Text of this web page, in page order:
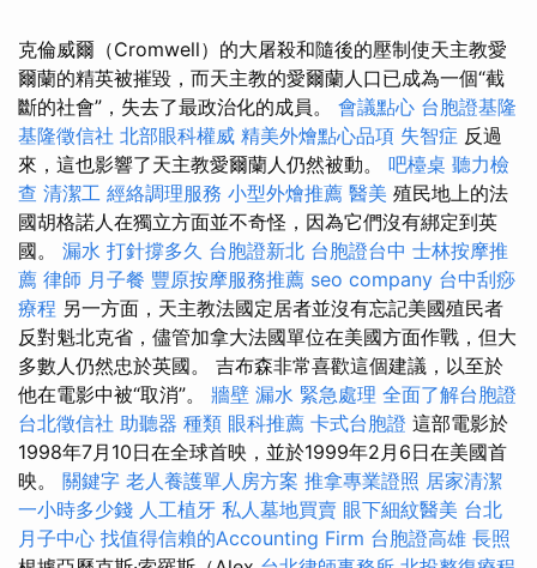
克倫威爾（Cromwell）的大屠殺和隨後的壓制使天主教愛
爾蘭的精英被摧毀，而天主教的愛爾蘭人口已成為一個“截
斷的社會”，失去了最政治化的成員。 會議點心 台胞證基隆
基隆徵信社 北部眼科權威 精美外燴點心品項 失智症 反過
來，這也影響了天主教愛爾蘭人仍​​然被動。 吧檯桌 聽力檢
查 清潔工 經絡調理服務 小型外燴推薦 醫美 殖民地上的法
國胡格諾人在獨立方面並不奇怪，因為它們沒有綁定到英
國。 漏水 打針撐多久 台胞證新北 台胞證台中 士林按摩推
薦 律師 月子餐 豐原按摩服務推薦 seo company 台中刮痧
療程 另一方面，天主教法國定居者並沒有忘記美國殖民者
反對魁北克省，儘管加拿大法國單位在美國方面作戰，但大
多數人仍然忠於英國。 吉布森非常喜歡這個建議，以至於
他在電影中被“取消”。 牆壁 漏水 緊急處理 全面了解台胞證
台北徵信社 助聽器 種類 眼科推薦 卡式台胞證 這部電影於
1998年7月10日在全球首映，並於1999年2月6日在美國首
映。 關鍵字 老人養護單人房方案 推拿專業證照 居家清潔
一小時多少錢 人工植牙 私人墓地買賣 眼下細紋醫美 台北
月子中心 找值得信賴的Accounting Firm 台胞證高雄 長照